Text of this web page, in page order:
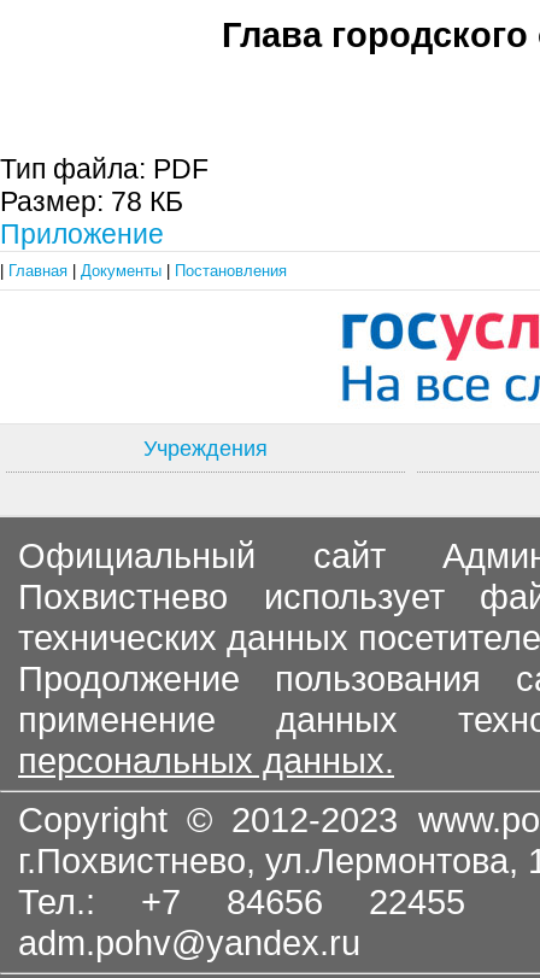
Глава городского
Тип файла: PDF
Размер: 78 КБ
Приложение
Главная Документы Постановления
Учреждения
Официальный сайт
Похвистнево использует
технических данных
Продолжение пользования
применение данных
персональных данных.
Copyright © 2012-2023
г.Похвистнево, ул.Лермонтова,
Тел.: +7 84656
adm.pohv@yandex.ru